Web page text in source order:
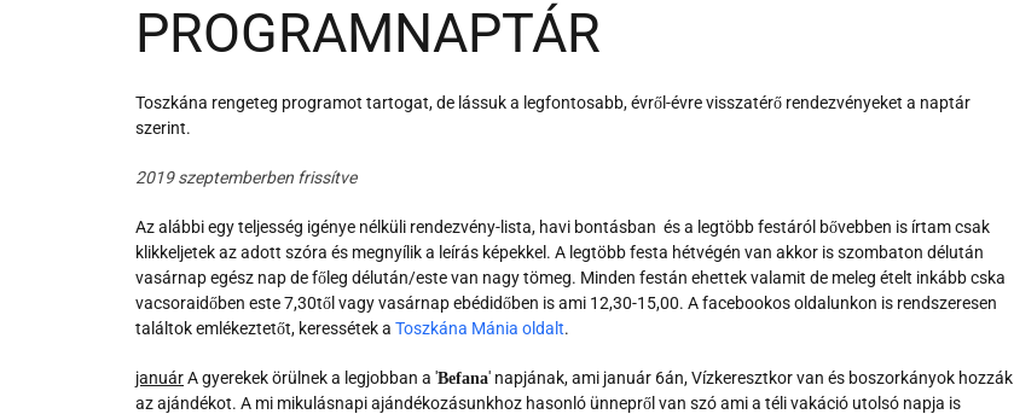
PROGRAMNAPTÁR
Toszkána rengeteg programot tartogat, de lássuk a legfontosabb, évről-évre visszatérő rendezvényeket a naptár
szerint.
2019 szeptemberben frissítve
Az alábbi egy teljesség igénye nélküli rendezvény-lista, havi bontásban és a legtöbb festáról bővebben is írtam csak
klikkeljetek az adott szóra és megnyílik a leírás képekkel. A legtöbb festa hétvégén van akkor is szombaton délután
vasárnap egész nap de főleg délután/este van nagy tömeg. Minden festán ehettek valamit de meleg ételt inkább cska
vacsoraidőben este 7,30től vagy vasárnap ebédidőben is ami 12,30-15,00. A facebookos oldalunkon is rendszeresen
találtok emlékeztetőt, keressétek a Toszkána Mánia oldalt.
januárA gyerekek örülnek a legjobban a 'Befana' napjának, ami január 6án, Vízkeresztkor van és boszorkányok hozzák
az ajándékot. A mi mikulásnapi ajándékozásunkhoz hasonló ünnepről van szó ami a téli vakáció utolsó napja is